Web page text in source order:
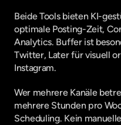
Beide Tools bieten KI-
optimale Posting-Zeit,
Analytics. Buffer ist
Twitter, Later für visuell
Instagram.
Wer mehrere Kanäle
mehrere Stunden pro
Scheduling. Kein